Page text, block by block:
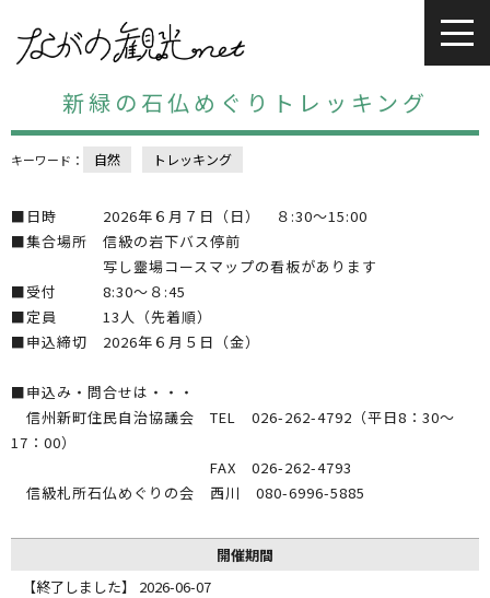
新緑の石仏めぐりトレッキング
キーワード： 自然 トレッキング
■日時 2026年６月７日（日） ８:30～15:00
■集合場所 信級の岩下バス停前
写し靈場コースマップの看板があります
■受付 8:30～８:45
■定員 13人（先着順）
■申込締切 2026年６月５日（金）
■申込み・問合せは・・・
信州新町住民自治協議会 TEL 026-262-4792（平日8：30～
17：00）
FAX 026-262-4793
信級札所石仏めぐりの会 西川 080-6996-5885
開催期間
【終了しました】 2026-06-07